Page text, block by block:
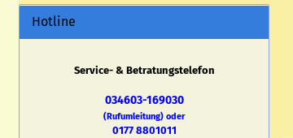
Hotline
Service- & Betratungstelefon
034603-169030
(Rufumleitung) oder
0177 8801011